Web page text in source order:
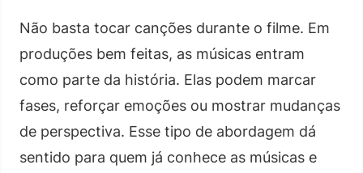
Não basta tocar canções durante o filme. Em
produções bem feitas, as músicas entram
como parte da história. Elas podem marcar
fases, reforçar emoções ou mostrar mudanças
de perspectiva. Esse tipo de abordagem dá
sentido para quem já conhece as músicas e